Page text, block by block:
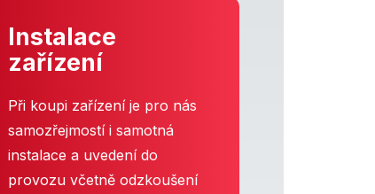
Instalace
zařízení
Při koupi zařízení je pro nás
samozřejmostí i samotná
instalace a uvedení do
provozu včetně odzkoušení